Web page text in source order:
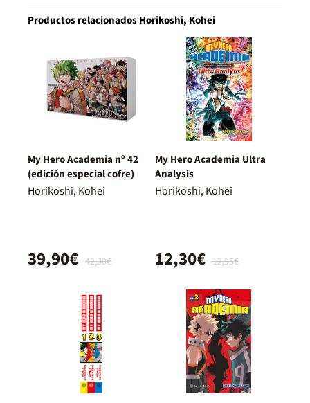
Productos relacionados Horikoshi, Kohei
My Hero Academia nº 42
(edición especial cofre)
Horikoshi, Kohei
42,00€
39,90€
My Hero Academia Ultra
Analysis
Horikoshi, Kohei
12,95€
12,30€